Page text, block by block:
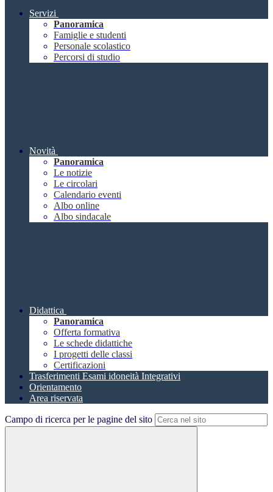
Servizi
Panoramica
Famiglie e studenti
Personale scolastico
Percorsi di studio
Novità
Panoramica
Le notizie
Le circolari
Calendario eventi
Albo online
Albo sindacale
Didattica
Panoramica
Offerta formativa
Le schede didattiche
I progetti delle classi
Certificazioni
Trasferimenti Esami idoneità Integrativi
Orientamento
Area riservata
Campo di ricerca per le pagine del sito